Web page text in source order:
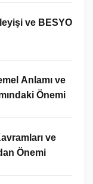
ve BESYO
Anlamı ve
Önemi
ve
Önemi